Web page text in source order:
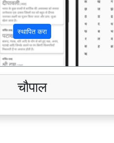
स्थापित करा
चौपाल